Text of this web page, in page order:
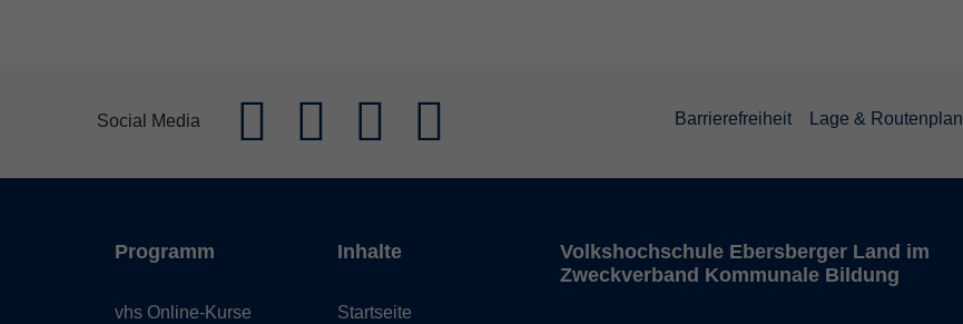
Social Media Barrierefreiheit Lage & Routenplan
Programm
vhs Online-Kurse
Inhalte
Startseite
Volkshochschule Ebersberger Land im
Zweckverband Kommunale Bildung